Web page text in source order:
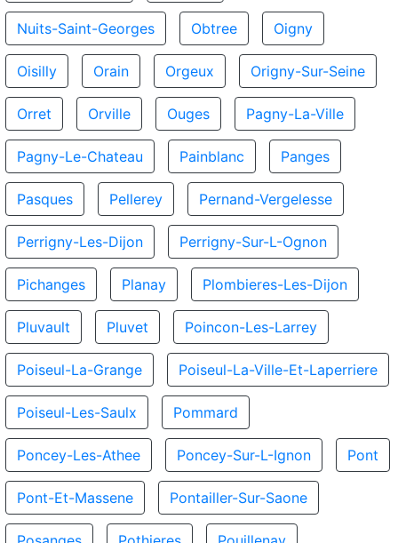
Nuits-Saint-Georges Obtree Oigny
Oisilly Orain Orgeux Origny-Sur-Seine
Orret Orville Ouges Pagny-La-Ville
Pagny-Le-Chateau Painblanc Panges
Pasques Pellerey Pernand-Vergelesse
Perrigny-Les-Dijon Perrigny-Sur-L-Ognon
Pichanges Planay Plombieres-Les-Dijon
Pluvault Pluvet Poincon-Les-Larrey
Poiseul-La-Grange Poiseul-La-Ville-Et-Laperriere
Poiseul-Les-Saulx Pommard
Poncey-Les-Athee Poncey-Sur-L-Ignon Pont
Pont-Et-Massene Pontailler-Sur-Saone